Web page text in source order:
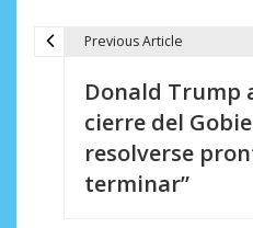
Previous Article
Donald Trump
cierre del
resolverse
terminar”